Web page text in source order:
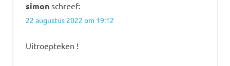
simon schreef:
22 augustus 2022 om 19:12
Uitroepteken !